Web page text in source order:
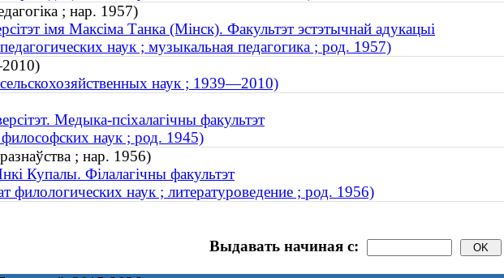
; нар. 1957)
імя Максіма Танка (Мінск). Факультэт эстэтычнай адукацыі
наук ; музыкальная педагогика ; род. 1957)
наук ; 1939—2010)
Медыка-псіхалагічны факультэт
наук ; род. 1945)
; нар. 1956)
Купалы. Філалагічны факультэт
филологических наук ; литературоведение ; род. 1956)
Выдавать начиная с: